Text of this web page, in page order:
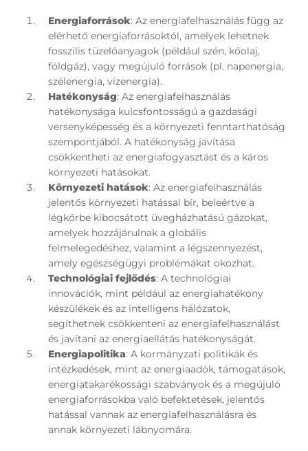
Energiaforrások: Az energiafelhasználás függ az
elérhető energiaforrásoktól, amelyek lehetnek
fosszilis tüzelőanyagok (például szén, kőolaj,
földgáz), vagy megújuló források (pl. napenergia,
szélenergia, vízenergia).
Hatékonyság: Az energiafelhasználás
hatékonysága kulcsfontosságú a gazdasági
versenyképesség és a környezeti fenntarthatóság
szempontjából. A hatékonyság javítása
csökkentheti az energiafogyasztást és a káros
környezeti hatásokat.
Környezeti hatások: Az energiafelhasználás
jelentős környezeti hatással bír, beleértve a
légkörbe kibocsátott üvegházhatású gázokat,
amelyek hozzájárulnak a globális
felmelegedéshez, valamint a légszennyezést,
amely egészségügyi problémákat okozhat.
Technológiai fejlődés: A technológiai
innovációk, mint például az energiahatékony
készülékek és az intelligens hálózatok,
segíthetnek csökkenteni az energiafelhasználást
és javítani az energiaellátás hatékonyságát.
Energiapolitika: A kormányzati politikák és
intézkedések, mint az energiaadók, támogatások,
energiatakarékossági szabványok és a megújuló
energiaforrásokba való befektetések, jelentős
hatással vannak az energiafelhasználásra és
annak környezeti lábnyomára.